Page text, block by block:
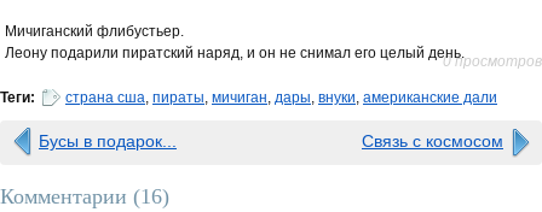
Мичиганский флибустьер.
Леону подарили пиратский наряд, и он не снимал его целый день.0 просмотров
Теги: страна сша, пираты, мичиган, дары, внуки, американские дали
Бусы в подарок... Связь с космосом
Комментарии (16)